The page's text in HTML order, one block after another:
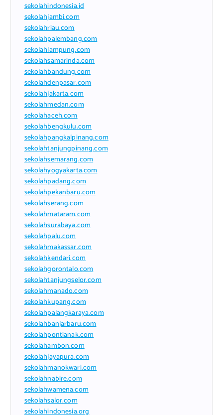
sekolahindonesia.id
sekolahjambi.com
sekolahriau.com
sekolahpalembang.com
sekolahlampung.com
sekolahsamarinda.com
sekolahbandung.com
sekolahdenpasar.com
sekolahjakarta.com
sekolahmedan.com
sekolahaceh.com
sekolahbengkulu.com
sekolahpangkalpinang.com
sekolahtanjungpinang.com
sekolahsemarang.com
sekolahyogyakarta.com
sekolahpadang.com
sekolahpekanbaru.com
sekolahserang.com
sekolahmataram.com
sekolahsurabaya.com
sekolahpalu.com
sekolahmakassar.com
sekolahkendari.com
sekolahgorontalo.com
sekolahtanjungselor.com
sekolahmanado.com
sekolahkupang.com
sekolahpalangkaraya.com
sekolahbanjarbaru.com
sekolahpontianak.com
sekolahambon.com
sekolahjayapura.com
sekolahmanokwari.com
sekolahnabire.com
sekolahwamena.com
sekolahsalor.com
sekolahindonesia.org